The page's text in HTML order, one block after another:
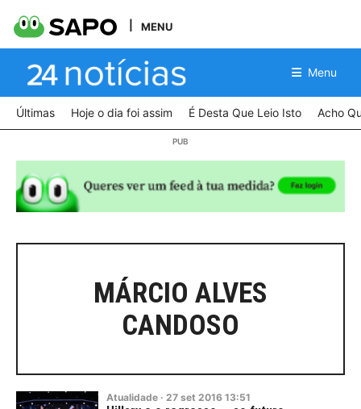
MENU
Menu
Últimas Hoje o dia foi assim É Desta Que Leio Isto Acho
MÁRCIO ALVES
CANDOSO
Atualidade · 27 set 2016 13:51